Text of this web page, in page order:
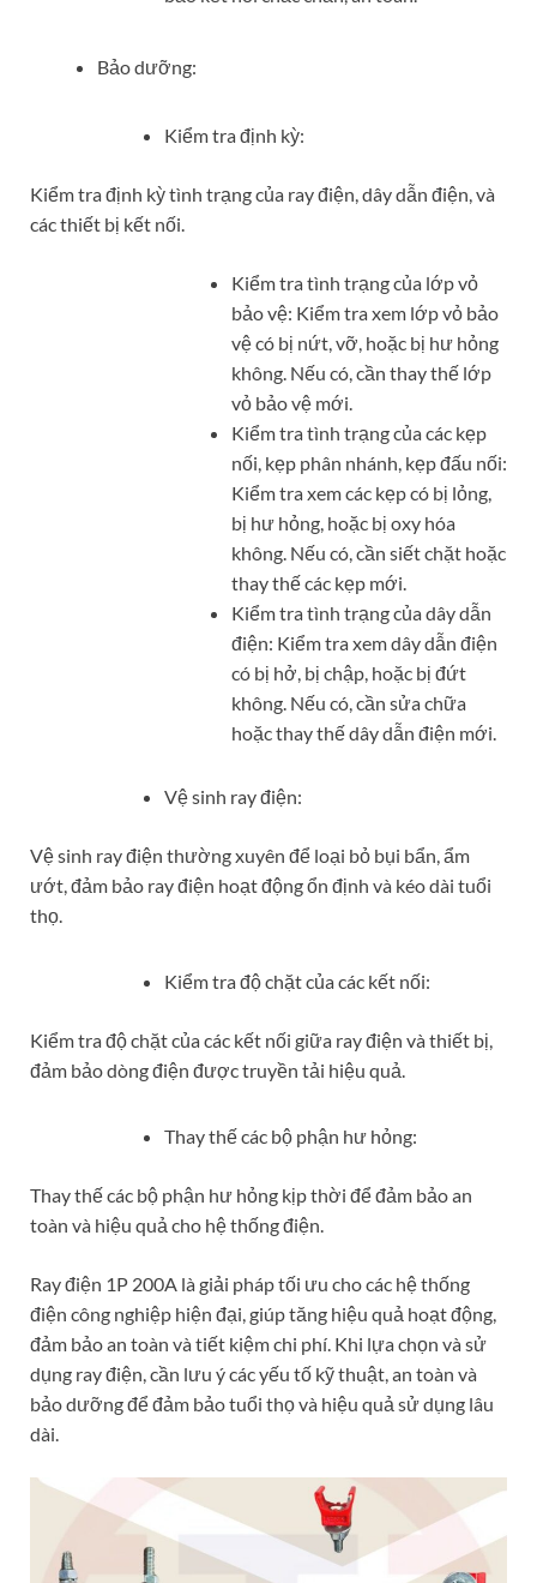
Bảo dưỡng:
Kiểm tra định kỳ:
Kiểm tra định kỳ tình trạng của ray điện, dây dẫn điện, và
các thiết bị kết nối.
Kiểm tra tình trạng của lớp vỏ
bảo vệ: Kiểm tra xem lớp vỏ bảo
vệ có bị nứt, vỡ, hoặc bị hư hỏng
không. Nếu có, cần thay thế lớp
vỏ bảo vệ mới.
Kiểm tra tình trạng của các kẹp
nối, kẹp phân nhánh, kẹp đấu nối:
Kiểm tra xem các kẹp có bị lỏng,
bị hư hỏng, hoặc bị oxy hóa
không. Nếu có, cần siết chặt hoặc
thay thế các kẹp mới.
Kiểm tra tình trạng của dây dẫn
điện: Kiểm tra xem dây dẫn điện
có bị hở, bị chập, hoặc bị đứt
không. Nếu có, cần sửa chữa
hoặc thay thế dây dẫn điện mới.
Vệ sinh ray điện:
Vệ sinh ray điện thường xuyên để loại bỏ bụi bẩn, ẩm
ướt, đảm bảo ray điện hoạt động ổn định và kéo dài tuổi
thọ.
Kiểm tra độ chặt của các kết nối:
Kiểm tra độ chặt của các kết nối giữa ray điện và thiết bị,
đảm bảo dòng điện được truyền tải hiệu quả.
Thay thế các bộ phận hư hỏng:
Thay thế các bộ phận hư hỏng kịp thời để đảm bảo an
toàn và hiệu quả cho hệ thống điện.
Ray điện 1P 200A là giải pháp tối ưu cho các hệ thống
điện công nghiệp hiện đại, giúp tăng hiệu quả hoạt động,
đảm bảo an toàn và tiết kiệm chi phí. Khi lựa chọn và sử
dụng ray điện, cần lưu ý các yếu tố kỹ thuật, an toàn và
bảo dưỡng để đảm bảo tuổi thọ và hiệu quả sử dụng lâu
dài.